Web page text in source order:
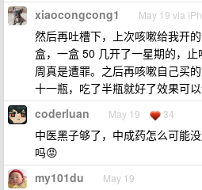
xiaocongcong1 May 19 via
然后再吐槽下，上次咳嗽给我开
盒，一盒 50 几开了一星期的，
周真是遭罪。之后再咳嗽自己买
十一瓶，吃了半瓶就好了效果可以
coderluan May 19 34
中医黑子够了，中成药怎么可能
吗😡
my101du May 19